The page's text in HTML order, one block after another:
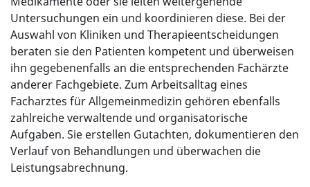
Untersuchungen ein und koordinieren diese. Bei der
Auswahl von Kliniken und Therapieentscheidungen
beraten sie den Patienten kompetent und überweisen
ihn gegebenenfalls an die entsprechenden Fachärzte
anderer Fachgebiete. Zum Arbeitsalltag eines
Facharztes für Allgemeinmedizin gehören ebenfalls
zahlreiche verwaltende und organisatorische
Aufgaben. Sie erstellen Gutachten, dokumentieren den
Verlauf von Behandlungen und überwachen die
Leistungsabrechnung.